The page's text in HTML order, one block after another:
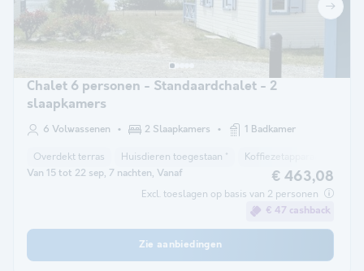
Chalet 6 personen - Standaardchalet - 2
slaapkamers
6 Volwassenen 2 Slaapkamers 1 Badkamer
Overdekt terras Huisdieren toegestaan * Koffiezetapparaat
Van 15 tot 22 sep, 7 nachten, Vanaf € 463,08
Excl. toeslagen op basis van 2 personen
€ 47 cashback
Zie aanbiedingen